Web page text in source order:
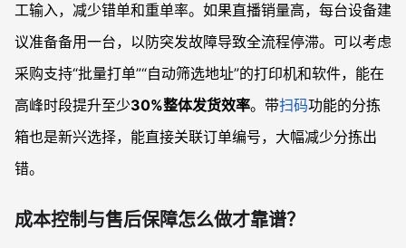
工输入，减少错单和重单率。如果直播销量高，每台设备建
议准备备用一台，以防突发故障导致全流程停滞。可以考虑
采购支持“批量打单”“自动筛选地址”的打印机和软件，能在
高峰时段提升至少30%整体发货效率。带扫码功能的分拣
箱也是新兴选择，能直接关联订单编号，大幅减少分拣出
错。
成本控制与售后保障怎么做才靠谱？